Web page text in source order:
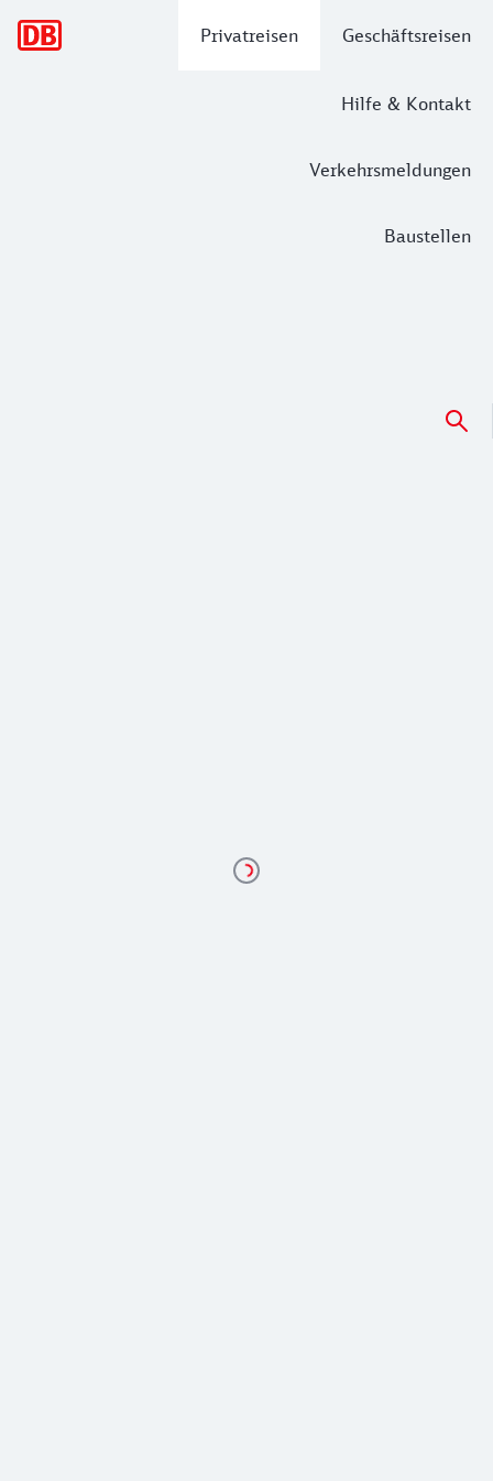
Privatreisen Geschäftsreisen
Hilfe & Kontakt
Verkehrsmeldungen
Baustellen